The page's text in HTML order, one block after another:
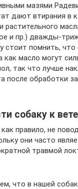
мазями
дают втирания в
растительного
и пр.) дважды-
стоит помнить, что
как масло могут
так что лучше
после обработки
собаку к
правило, не
они часто
травмой
что в нашей